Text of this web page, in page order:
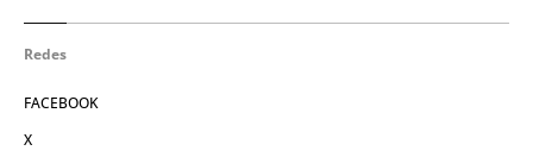
Redes
FACEBOOK
X